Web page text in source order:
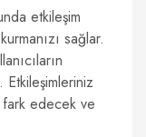
etkileşim
sağlar.
Etkileşimleriniz
fark edecek ve